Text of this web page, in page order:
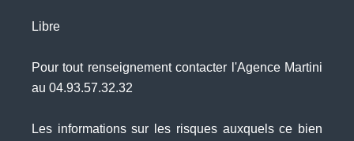
Libre
Pour tout renseignement contacter l'Agence Martini
au 04.93.57.32.32
Les informations sur les risques auxquels ce bien